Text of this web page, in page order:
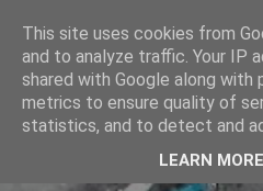
This site uses cookies from
and to analyze traffic. Your IP
shared with Google along with
metrics to ensure quality of
statistics, and to detect and
LEARN MORE